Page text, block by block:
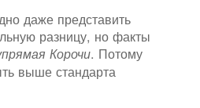
даже представить
разницу, но факты
Корочи. Потому
выше стандарта